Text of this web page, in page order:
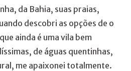
da Bahia, suas praias,
descobri as opções de o
ainda é uma vila bem
de águas quentinhas,
me apaixonei totalmente.